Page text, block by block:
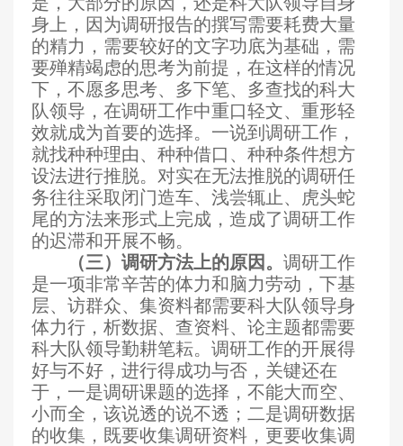
身上，因为调研报告的撰写需要耗费大量
的精力，需要较好的文字功底为基础，需
要殚精竭虑的思考为前提，在这样的情况
下，不愿多思考、多下笔、多查找的科大
队领导，在调研工作中重口轻文、重形轻
效就成为首要的选择。一说到调研工作，
就找种种理由、种种借口、种种条件想方
设法进行推脱。对实在无法推脱的调研任
务往往采取闭门造车、浅尝辄止、虎头蛇
尾的方法来形式上完成，造成了调研工作
的迟滞和开展不畅。
（三）调研方法上的原因。调研工作
是一项非常辛苦的体力和脑力劳动，下基
层、访群众、集资料都需要科大队领导身
体力行，析数据、查资料、论主题都需要
科大队领导勤耕笔耘。调研工作的开展得
好与不好，进行得成功与否，关键还在
于，一是调研课题的选择，不能大而空、
小而全，该说透的说不透；二是调研数据
的收集，既要收集调研资料，更要收集调